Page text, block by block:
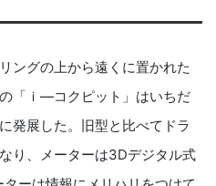
ングの上から遠くに置かれた
「ｉ―コクピット」はいちだ
発展した。旧型と比べてドラ
り、メーターは3Dデジタル式